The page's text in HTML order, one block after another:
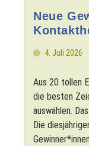
Neue
4. Juli 2026
Aus 20 tollen
die besten
auswählen.
Die